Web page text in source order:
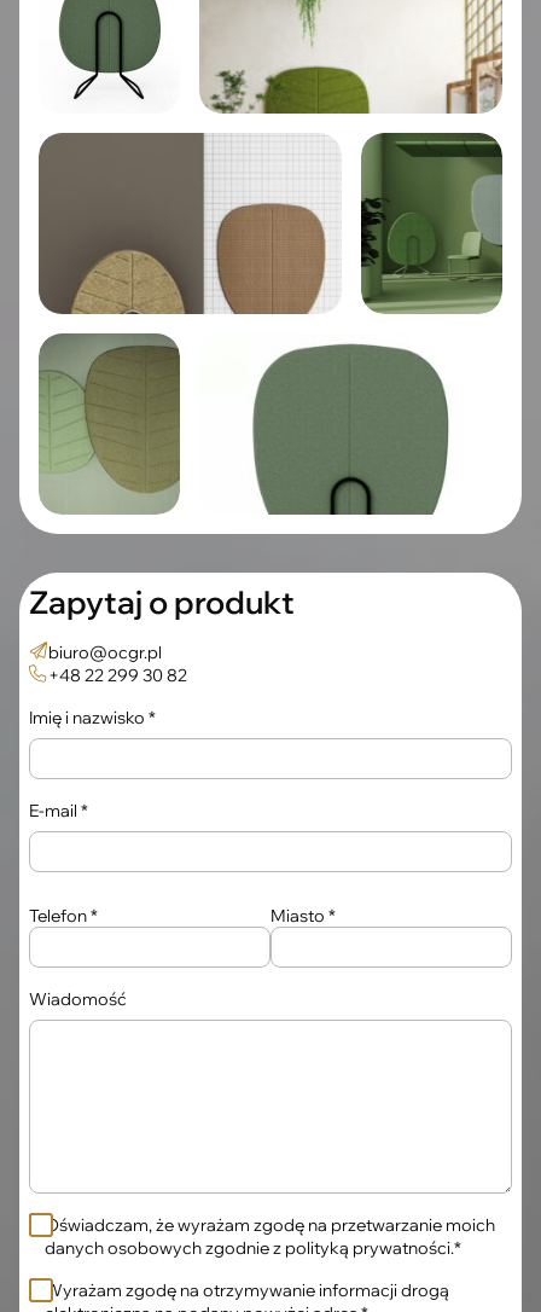
Zapytaj o produkt
biuro@ocgr.pl
+48 22 299 30 82
Imię i nazwisko *
E-mail *
Telefon * Miasto *
Wiadomość
Oświadczam, że wyrażam zgodę na przetwarzanie moich
danych osobowych zgodnie z polityką prywatności.*
Wyrażam zgodę na otrzymywanie informacji drogą